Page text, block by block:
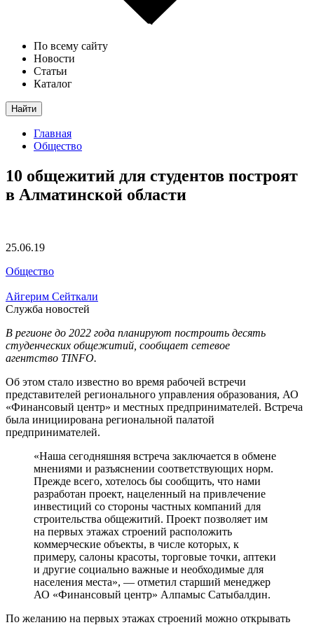
По всему сайту
Новости
Статьи
Каталог
Найти
Главная
Общество
10 общежитий для студентов построят
в Алматинской области
25.06.19
Общество
Айгерим Сейткали
Служба новостей
В регионе до 2022 года планируют построить десять
студенческих общежитий, сообщает сетевое
агентство TINFO.
Об этом стало известно во время рабочей встречи
представителей регионального управления образования, АО
«Финансовый центр» и местных предпринимателей. Встреча
была инициирована региональной палатой
предпринимателей.
«Наша сегодняшняя встреча заключается в обмене
мнениями и разъяснении соответствующих норм.
Прежде всего, хотелось бы сообщить, что нами
разработан проект, нацеленный на привлечение
инвестиций со стороны частных компаний для
строительства общежитий. Проект позволяет им
на первых этажах строений расположить
коммерческие объекты, в числе которых, к
примеру, салоны красоты, торговые точки, аптеки
и другие социально важные и необходимые для
населения места», — отметил старший менеджер
АО «Финансовый центр» Алпамыс Сатыбалдин.
По желанию на первых этажах строений можно открывать